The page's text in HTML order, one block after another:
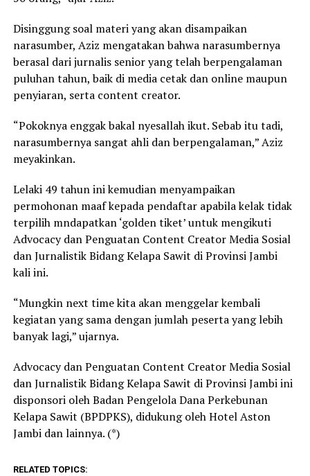
Disinggung soal materi yang akan disampaikan
narasumber, Aziz mengatakan bahwa narasumbernya
berasal dari jurnalis senior yang telah berpengalaman
puluhan tahun, baik di media cetak dan online maupun
penyiaran, serta content creator.
“Pokoknya enggak bakal nyesallah ikut. Sebab itu tadi,
narasumbernya sangat ahli dan berpengalaman,” Aziz
meyakinkan.
Lelaki 49 tahun ini kemudian menyampaikan
permohonan maaf kepada pendaftar apabila kelak tidak
terpilih mndapatkan ‘golden tiket’ untuk mengikuti
Advocacy dan Penguatan Content Creator Media Sosial
dan Jurnalistik Bidang Kelapa Sawit di Provinsi Jambi
kali ini.
“Mungkin next time kita akan menggelar kembali
kegiatan yang sama dengan jumlah peserta yang lebih
banyak lagi,” ujarnya.
Advocacy dan Penguatan Content Creator Media Sosial
dan Jurnalistik Bidang Kelapa Sawit di Provinsi Jambi ini
disponsori oleh Badan Pengelola Dana Perkebunan
Kelapa Sawit (BPDPKS), didukung oleh Hotel Aston
Jambi dan lainnya. (*)
RELATED TOPICS: